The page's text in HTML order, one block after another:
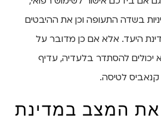
בשדה התעופה וכן את ההיבטים
היעד. אלא אם כן מדובר על
להסתדר בלעדיה, עדיף
לטיסה.
את המצב במדינת